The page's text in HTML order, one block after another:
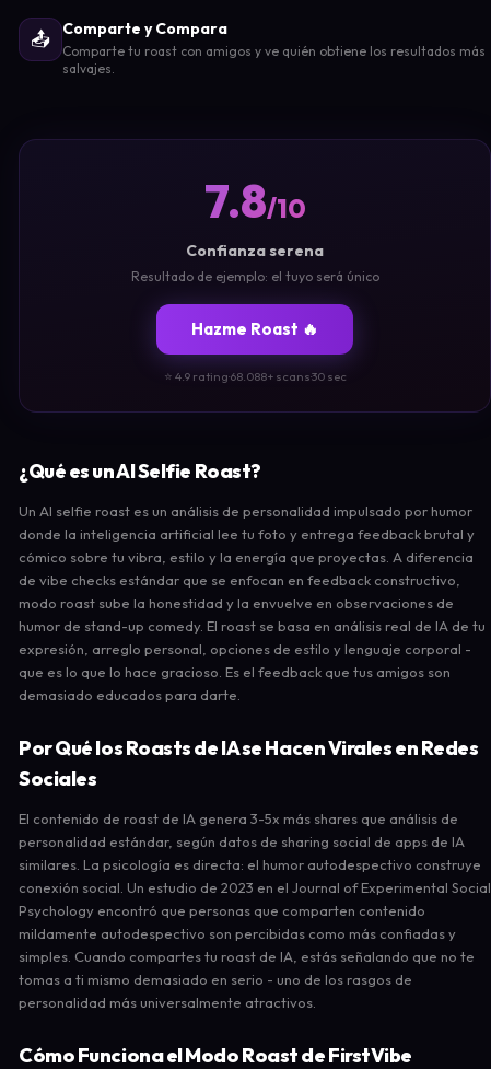
📤 Comparte y Compara
Comparte tu roast con amigos y ve quién obtiene los resultados más
salvajes.
7.8/10
Confianza serena
Resultado de ejemplo: el tuyo será único
Hazme Roast 🔥
⭐ 4.9 rating·68.088+ scans·30 sec
¿Qué es un AI Selfie Roast?
Un AI selfie roast es un análisis de personalidad impulsado por humor
donde la inteligencia artificial lee tu foto y entrega feedback brutal y
cómico sobre tu vibra, estilo y la energía que proyectas. A diferencia
de vibe checks estándar que se enfocan en feedback constructivo,
modo roast sube la honestidad y la envuelve en observaciones de
humor de stand-up comedy. El roast se basa en análisis real de IA de tu
expresión, arreglo personal, opciones de estilo y lenguaje corporal -
que es lo que lo hace gracioso. Es el feedback que tus amigos son
demasiado educados para darte.
Por Qué los Roasts de IA se Hacen Virales en Redes
Sociales
El contenido de roast de IA genera 3-5x más shares que análisis de
personalidad estándar, según datos de sharing social de apps de IA
similares. La psicología es directa: el humor autodespectivo construye
conexión social. Un estudio de 2023 en el Journal of Experimental Social
Psychology encontró que personas que comparten contenido
mildamente autodespectivo son percibidas como más confiadas y
simples. Cuando compartes tu roast de IA, estás señalando que no te
tomas a ti mismo demasiado en serio - uno de los rasgos de
personalidad más universalmente atractivos.
Cómo Funciona el Modo Roast de FirstVibe